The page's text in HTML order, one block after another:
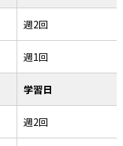
週2回
週1回
学習日
週2回